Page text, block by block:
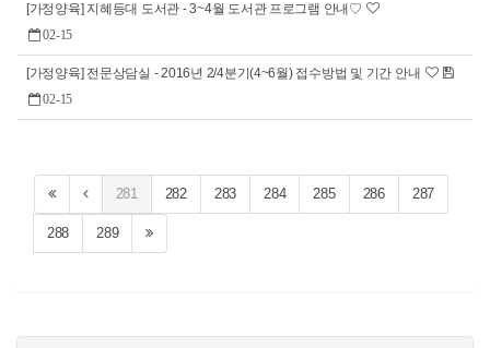
[가정양육] 지혜등대 도서관 - 3~4월 도서관 프로그램 안내♡
02-15
[가정양육] 전문상담실 - 2016년 2/4분기(4~6월) 접수방법 및 기간 안내
02-15
281 282 283 284 285 286 287
288 289